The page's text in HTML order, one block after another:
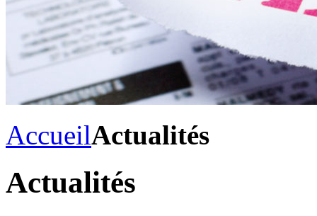
AccueilActualités
Actualités